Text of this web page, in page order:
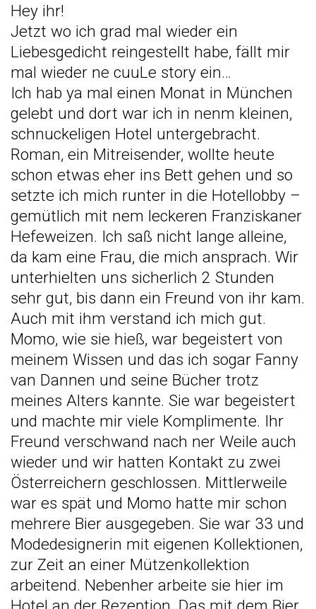
Hey ihr!
Jetzt wo ich grad mal wieder ein
Liebesgedicht reingestellt habe, fällt mir
mal wieder ne cuuLe story ein…
Ich hab ya mal einen Monat in München
gelebt und dort war ich in nenm kleinen,
schnuckeligen Hotel untergebracht.
Roman, ein Mitreisender, wollte heute
schon etwas eher ins Bett gehen und so
setzte ich mich runter in die Hotellobby –
gemütlich mit nem leckeren Franziskaner
Hefeweizen. Ich saß nicht lange alleine,
da kam eine Frau, die mich ansprach. Wir
unterhielten uns sicherlich 2 Stunden
sehr gut, bis dann ein Freund von ihr kam.
Auch mit ihm verstand ich mich gut.
Momo, wie sie hieß, war begeistert von
meinem Wissen und das ich sogar Fanny
van Dannen und seine Bücher trotz
meines Alters kannte. Sie war begeistert
und machte mir viele Komplimente. Ihr
Freund verschwand nach ner Weile auch
wieder und wir hatten Kontakt zu zwei
Österreichern geschlossen. Mittlerweile
war es spät und Momo hatte mir schon
mehrere Bier ausgegeben. Sie war 33 und
Modedesignerin mit eigenen Kollektionen,
zur Zeit an einer Mützenkollektion
arbeitend. Nebenher arbeite sie hier im